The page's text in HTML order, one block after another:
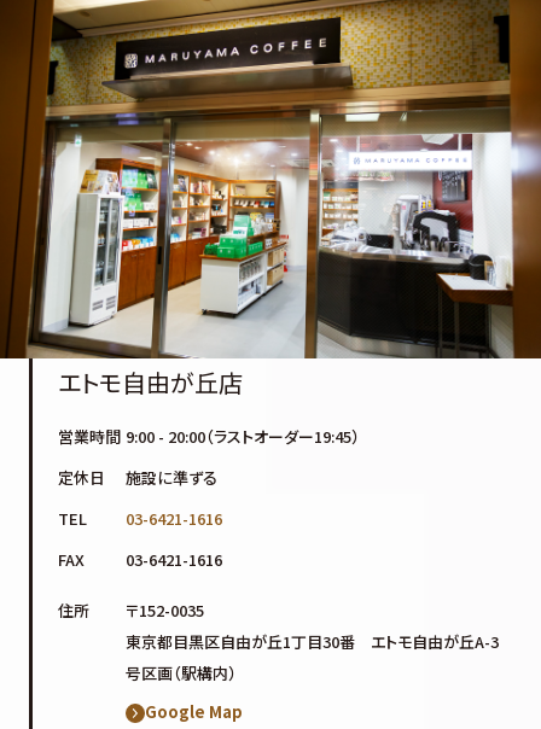
エトモ自由が丘店
営業時間 9:00 - 20:00（ラストオーダー19:45）
定休日
施設に準ずる
TEL
03-6421-1616
FAX
03-6421-1616
住所
〒152-0035
東京都目黒区自由が丘1丁目30番 エトモ自由が丘A-3
号区画（駅構内）
Google Map